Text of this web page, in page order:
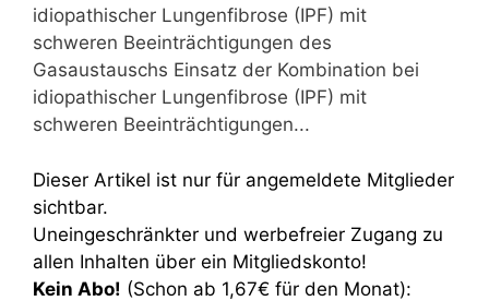
idiopathischer Lungenfibrose (IPF) mit
schweren Beeinträchtigungen des
Gasaustauschs Einsatz der Kombination bei
idiopathischer Lungenfibrose (IPF) mit
schweren Beeinträchtigungen...
Dieser Artikel ist nur für angemeldete Mitglieder
sichtbar.
Uneingeschränkter und werbefreier Zugang zu
allen Inhalten über ein Mitgliedskonto!
Kein Abo! (Schon ab 1,67€ für den Monat):